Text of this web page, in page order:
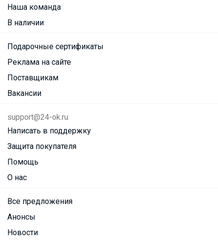
Наша команда
В наличии
Подарочные сертификаты
Реклама на сайте
Поставщикам
Вакансии
support@24-ok.ru
Написать в поддержку
Защита покупателя
Помощь
О нас
Все предложения
Анонсы
Новости